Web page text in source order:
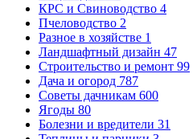
КРС и Свиноводство 4
Пчеловодство 2
Разное в хозяйстве 1
Ландшафтный дизайн 47
Строительство и ремонт 99
Дача и огород 787
Советы дачникам 600
Ягоды 80
Болезни и вредители 31